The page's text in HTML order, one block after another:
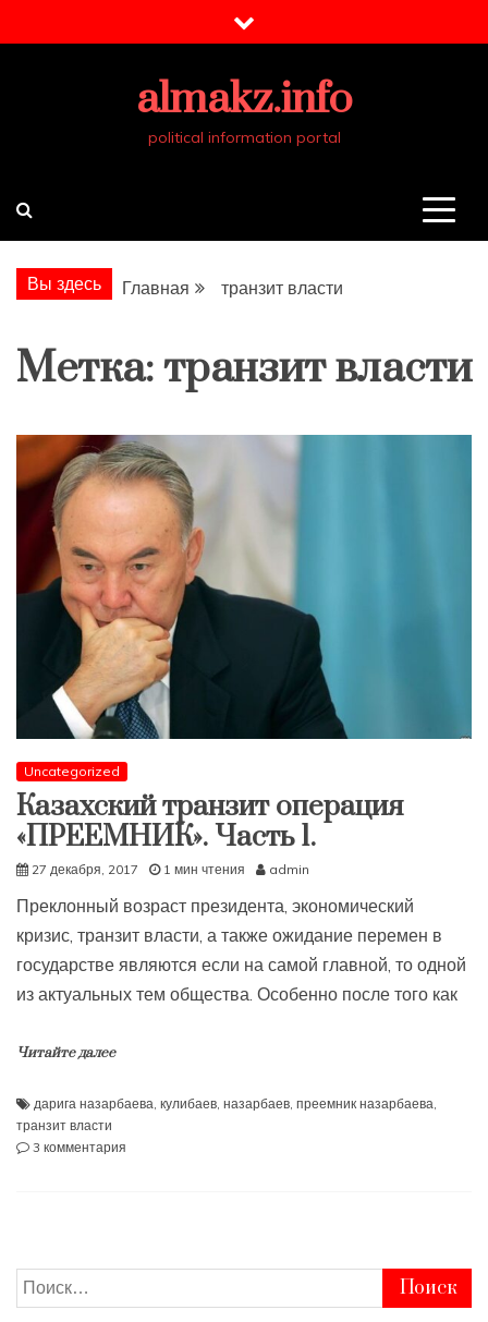
к
almakz.info
political information portal
Вы здесь Главная транзит власти
Метка:транзит власти
Uncategorized
Казахский транзит операция
«ПРЕЕМНИК». Часть 1.
27 декабря, 2017 1 мин чтения admin
Преклонный возраст президента, экономический
кризис, транзит власти, а также ожидание перемен в
государстве являются если на самой главной, то одной
из актуальных тем общества. Особенно после того как
Читайте далее
дарига назарбаева кулибаев назарбаев преемник назарбаева
транзит власти
3 комментария
Найти: